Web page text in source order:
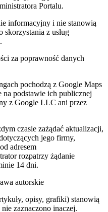
Portalu.
informacyjny i nie stanowią
skorzystania z usług
za poprawność danych
pochodzą z Google Maps
podstawie ich publicznej
z Google LLC ani przez
czasie zażądać aktualizacji,
jego firmy,
adresem
rozpatrzy żądanie
14 dni.
autorskie
opisy, grafiki) stanowią
zaznaczono inaczej.